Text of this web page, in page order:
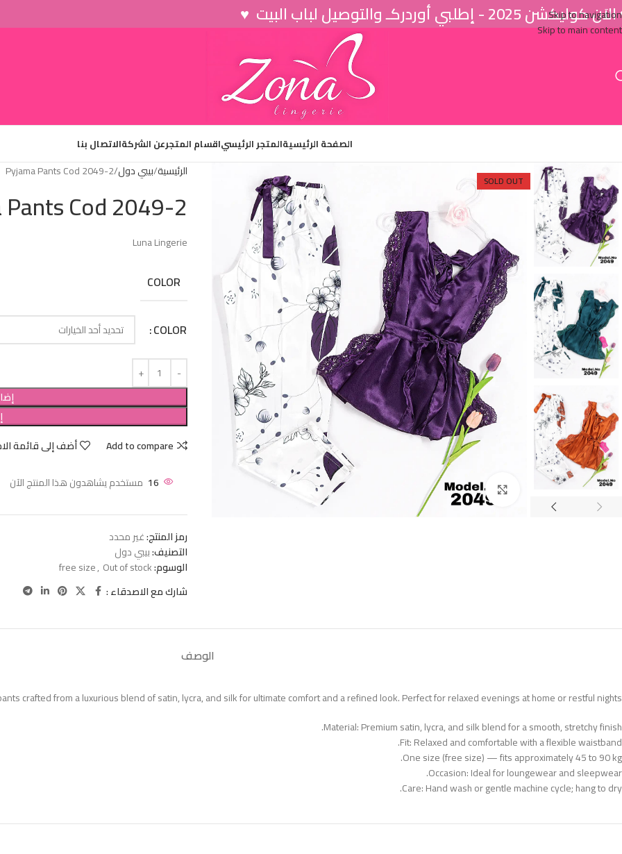
Skip to navigation
Skip to main content
2025 - إطلبي أوردركـ والتوصيل لباب البيت ♥
الصفحة الرئيسيةالمتجر الرئيسياقسام المتجرعن الشركةالاتصال بنا
SOLD OUT
Click to enlarge
الرئيسية بيبي دول Pyjama Pants Cod 2049-2
Cod 2049-2
Luna Lingerie
COLOR
COLOR
Add to compare
أضف إلى قائمة
16 مستخدم يشاهدون هذا المنتج الآن
رمز المنتج:غير محدد
التصنيف:بيبي دول
الوسوم:
free size, Out of stock
شارك مع الاصدقاء :
الوصف
crafted from a luxurious blend of satin, lycra, and silk for ultimate comfort and a refined look. Perfect for relaxed evenings at home or restful nights.
Material: Premium satin, lycra, and silk blend for a smooth, stretchy finish.
Fit: Relaxed and comfortable with a flexible waistband.
One size (free size) — fits approximately 45 to 90 kg.
Occasion: Ideal for loungewear and sleepwear.
Care: Hand wash or gentle machine cycle; hang to dry.